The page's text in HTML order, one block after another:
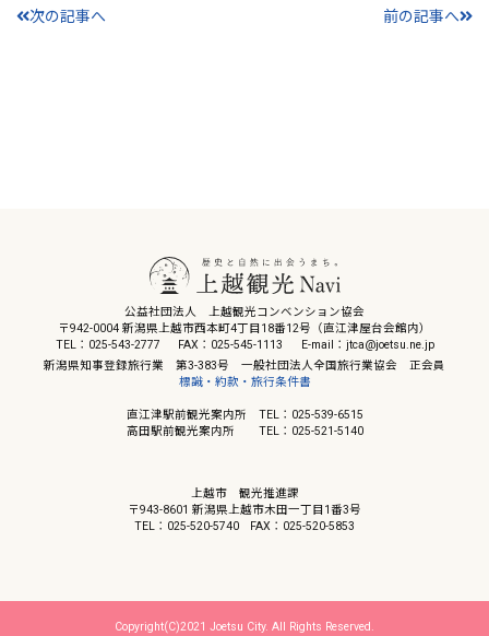
次の記事へ 前の記事へ
公益社団法人 上越観光コンベンション協会
〒942-0004 新潟県上越市西本町4丁目18番12号（直江津屋台会館内）
TEL：025-543-2777
FAX：025-545-1113
E-mail：jtca@joetsu.ne.jp
新潟県知事登録旅行業 第3-383号 一般社団法人全国旅行業協会 正会員
標識・約款・旅行条件書
直江津駅前観光案内所 TEL：025-539-6515
高田駅前観光案内所 TEL：025-521-5140
上越市 観光推進課
〒943-8601 新潟県上越市木田一丁目1番3号
TEL：025-520-5740
FAX：025-520-5853
Copyright(C)2021 Joetsu City. All Rights Reserved.